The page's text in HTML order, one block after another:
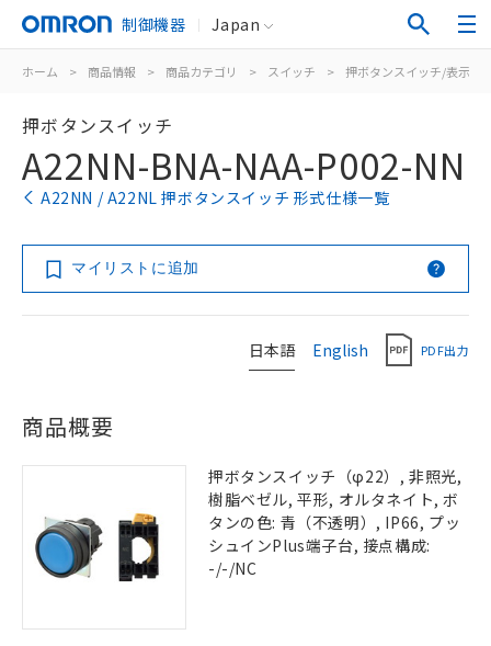
制御機器 Japan
ホーム > 商品情報 > 商品カテゴリ > スイッチ > 押ボタンスイッチ/表示灯
押ボタンスイッチ
A22NN-BNA-NAA-P002-NN
A22NN / A22NL 押ボタンスイッチ 形式仕様一覧
マイリストに追加
日本語 English PDF出力
商品概要
押ボタンスイッチ（φ22）, 非照光,
樹脂ベゼル, 平形, オルタネイト, ボ
タンの色: 青（不透明）, IP66, プッ
シュインPlus端子台, 接点構成:
-/-/NC